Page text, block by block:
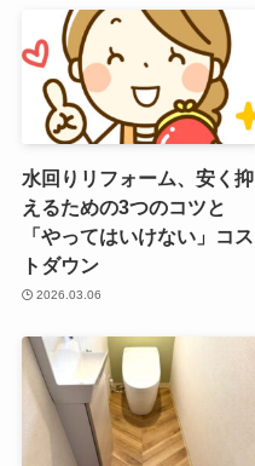
水回りリフォーム、安く抑
えるための3つのコツと
「やってはいけない」コス
トダウン
2026.03.06